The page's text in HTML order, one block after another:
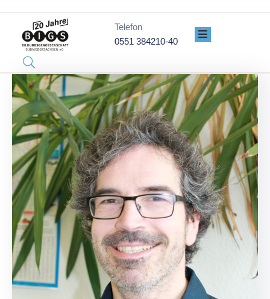
Telefon
0551 384210-40
PROJEKTE
ÜBER
UNS
GENOSSENSCHAFT
DATENSCHUTZ
IMPRESSUM